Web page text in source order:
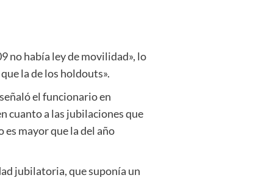
no había ley de movilidad», lo
la de los holdouts».
el funcionario en
cuanto a las jubilaciones que
es mayor que la del año
jubilatoria, que suponía un